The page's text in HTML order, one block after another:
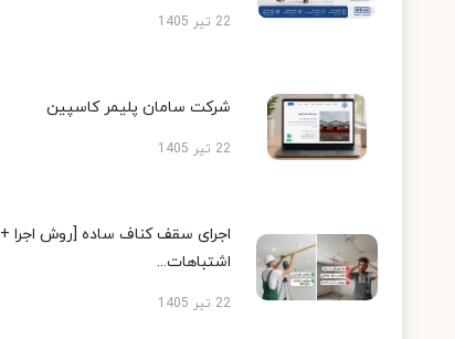
22 تیر 1405
شرکت سامان پلیمر کاسپین
22 تیر 1405
اجرای سقف کناف ساده [روش اجرا +
اشتباهات...
22 تیر 1405